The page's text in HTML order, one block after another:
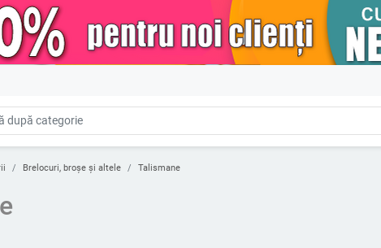
Brelocuri, broșe și altele Talismane